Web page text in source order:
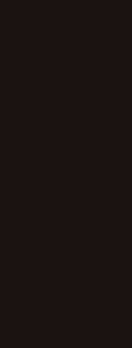
sur le
Il est
du
de la
et du
du
?
actuels dans
à vous